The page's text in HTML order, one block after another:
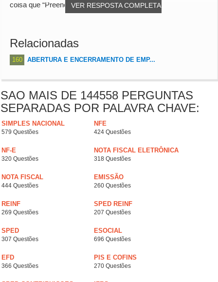
VER RESPOSTA COMPLETA
coisa que “Preencher DBE”. Ambas as opç...
Relacionadas
160 ABERTURA E ENCERRAMENTO DE EMP...
SAO MAIS DE 144558 PERGUNTAS
SEPARADAS POR PALAVRA CHAVE:
SIMPLES NACIONAL
579 Questões
NFE
424 Questões
NF-E
320 Questões
NOTA FISCAL ELETRÔNICA
318 Questões
NOTA FISCAL
444 Questões
EMISSÃO
260 Questões
REINF
269 Questões
SPED REINF
207 Questões
SPED
307 Questões
ESOCIAL
696 Questões
EFD
366 Questões
PIS E COFINS
270 Questões